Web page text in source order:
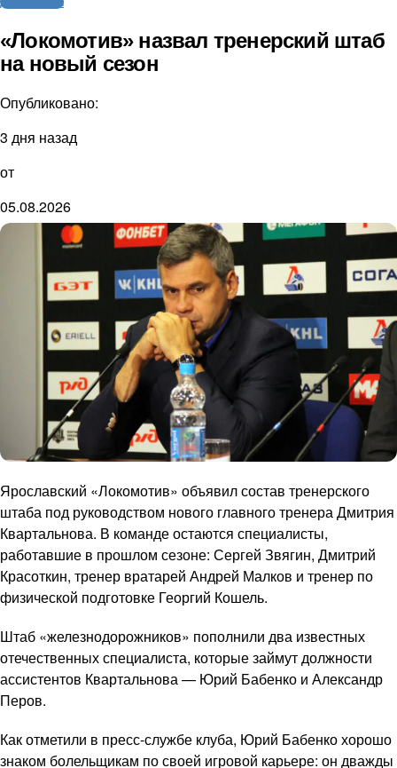
«Локомотив» назвал тренерский штаб
на новый сезон
Опубликовано:
3 дня назад
от
05.08.2026
Ярославский «Локомотив» объявил состав тренерского
штаба под руководством нового главного тренера Дмитрия
Квартальнова. В команде остаются специалисты,
работавшие в прошлом сезоне: Сергей Звягин, Дмитрий
Красоткин, тренер вратарей Андрей Малков и тренер по
физической подготовке Георгий Кошель.
Штаб «железнодорожников» пополнили два известных
отечественных специалиста, которые займут должности
ассистентов Квартальнова — Юрий Бабенко и Александр
Перов.
Как отметили в пресс-службе клуба, Юрий Бабенко хорошо
знаком болельщикам по своей игровой карьере: он дважды